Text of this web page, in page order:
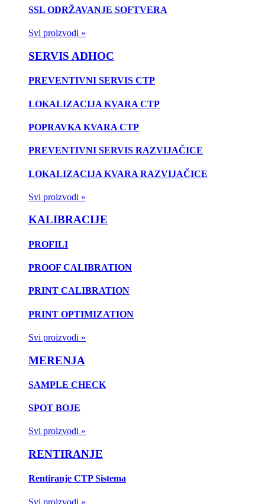
SSL ODRŽAVANJE SOFTVERA
Svi proizvodi »
SERVIS ADHOC
PREVENTIVNI SERVIS CTP
LOKALIZACIJA KVARA CTP
POPRAVKA KVARA CTP
PREVENTIVNI SERVIS RAZVIJAČICE
LOKALIZACIJA KVARA RAZVIJAČICE
Svi proizvodi »
KALIBRACIJE
PROFILI
PROOF CALIBRATION
PRINT CALIBRATION
PRINT OPTIMIZATION
Svi proizvodi »
MERENJA
SAMPLE CHECK
SPOT BOJE
Svi proizvodi »
RENTIRANJE
Rentiranje CTP Sistema
Svi proizvodi »